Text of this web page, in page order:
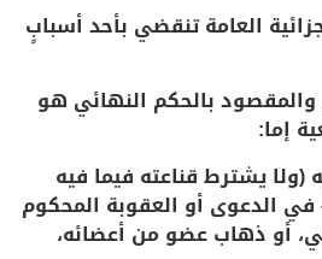
العامة تنقضي بأحد أسبابٍ
بالحكم النهائي هو
إما:
(ولا يشترط قناعته فيما فيه
الدعوى أو العقوبة المحكوم
أو ذهاب عضو من أعضائه،